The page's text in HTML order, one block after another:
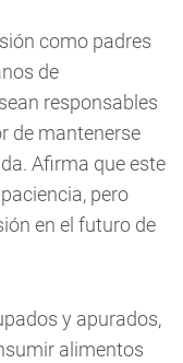
como padres
de
responsables
de mantenerse
Afirma que este
pero
en el futuro de
y apurados,
alimentos